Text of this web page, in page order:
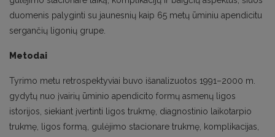
duomenis palyginti su jaunesnių kaip 65 metų ūminiu apendicitu
sergančių ligonių grupe.
Metodai
Tyrimo metu retrospektyviai buvo išanalizuotos 1991–2000 m.
gydytų nuo įvairių ūminio apendicito formų asmenų ligos
istorijos, siekiant įvertinti ligos trukmę, diagnostinio laikotarpio
trukmę, ligos formą, gulėjimo stacionare trukmę, komplikacijas,